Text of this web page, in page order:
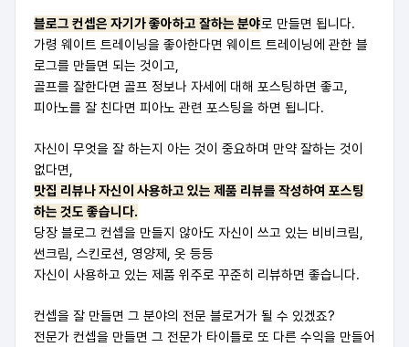
블로그 컨셉은 자기가 좋아하고 잘하는 분야로 만들면 됩니다.
가령 웨이트 트레이닝을 좋아한다면 웨이트 트레이닝에 관한 블
로그를 만들면 되는 것이고,
골프를 잘한다면 골프 정보나 자세에 대해 포스팅하면 좋고,
피아노를 잘 친다면 피아노 관련 포스팅을 하면 됩니다.
자신이 무엇을 잘 하는지 아는 것이 중요하며 만약 잘하는 것이
없다면,
맛집 리뷰나 자신이 사용하고 있는 제품 리뷰를 작성하여 포스팅
하는 것도 좋습니다.
당장 블로그 컨셉을 만들지 않아도 자신이 쓰고 있는 비비크림,
썬크림, 스킨로션, 영양제, 옷 등등
자신이 사용하고 있는 제품 위주로 꾸준히 리뷰하면 좋습니다.
컨셉을 잘 만들면 그 분야의 전문 블로거가 될 수 있겠죠?
전문가 컨셉을 만들면 그 전문가 타이틀로 또 다른 수익을 만들어